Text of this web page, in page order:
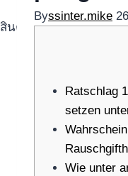
สินค้าตามแบรนด์
Byssinter.mike
Ratschlag
setzen
Wie unter